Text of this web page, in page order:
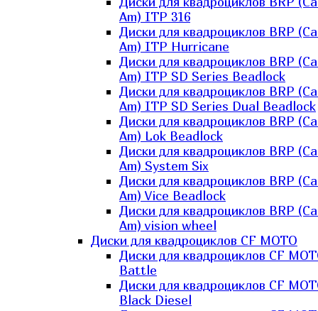
Am) ITP 316
Диски для квадроциклов BRP
Am) ITP Hurricane
Диски для квадроциклов BRP
Am) ITP SD Series Beadlock
Диски для квадроциклов BRP
Am) ITP SD Series Dual Beadlock
Диски для квадроциклов BRP
Am) Lok Beadlock
Диски для квадроциклов BRP
Am) System Six
Диски для квадроциклов BRP
Am) Vice Beadlock
Диски для квадроциклов BRP
Am) vision wheel
Диски для квадроциклов CF MOTO
Диски для квадроциклов CF
Battle
Диски для квадроциклов CF
Black Diesel